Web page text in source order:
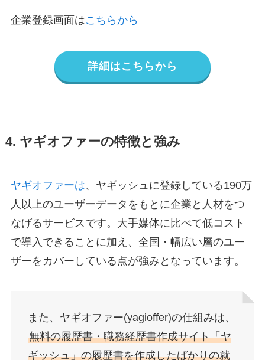
企業登録画面はこちらから
詳細はこちらから
4. ヤギオファーの特徴と強み
ヤギオファーは、ヤギッシュに登録している190万
人以上のユーザーデータをもとに企業と人材をつ
なげるサービスです。大手媒体に比べて低コスト
で導入できることに加え、全国・幅広い層のユー
ザーをカバーしている点が強みとなっています。
また、ヤギオファー(yagioffer)の仕組みは、
無料の履歴書・職務経歴書作成サイト「ヤ
ギッシュ」の履歴書を作成したばかりの就